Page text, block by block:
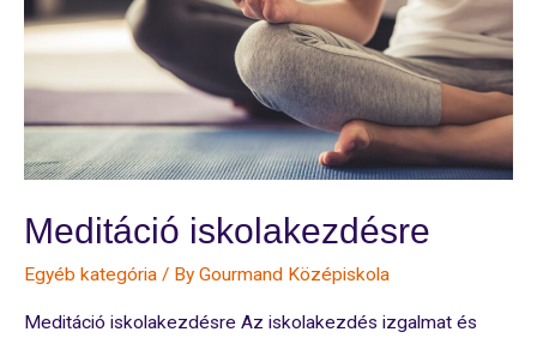
Meditáció iskolakezdésre
Egyéb kategória / By Gourmand Középiskola
Meditáció iskolakezdésre Az iskolakezdés izgalmat és